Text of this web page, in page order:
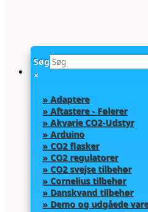
Søg
×
» Adaptere
» Aftastere - Følerer
» Akvarie CO2-Udstyr
» Arduino
» CO2 flasker
» CO2 regulatorer
» CO2 svejse tilbehør
» Cornelius tilbehør
» Danskvand tilbehør
» Demo og udgåede